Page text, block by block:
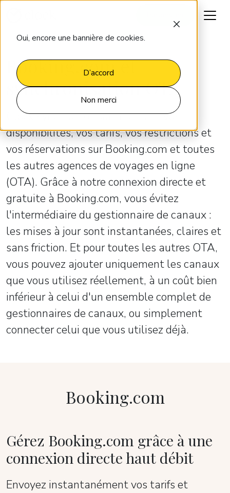
Oui, encore une bannière de cookies.
D’accord
Non merci
Booking.com et
synchronisation OTA
Clock synchronise parfaitement vos
disponibilités, vos tarifs, vos restrictions et
vos réservations sur Booking.com et toutes
les autres agences de voyages en ligne
(OTA). Grâce à notre connexion directe et
gratuite à Booking.com, vous évitez
l'intermédiaire du gestionnaire de canaux :
les mises à jour sont instantanées, claires et
sans friction. Et pour toutes les autres OTA,
vous pouvez ajouter uniquement les canaux
que vous utilisez réellement, à un coût bien
inférieur à celui d'un ensemble complet de
gestionnaires de canaux, ou simplement
connecter celui que vous utilisez déjà.
Booking.com
Gérez Booking.com grâce à une
connexion directe haut débit
Envoyez instantanément vos tarifs et